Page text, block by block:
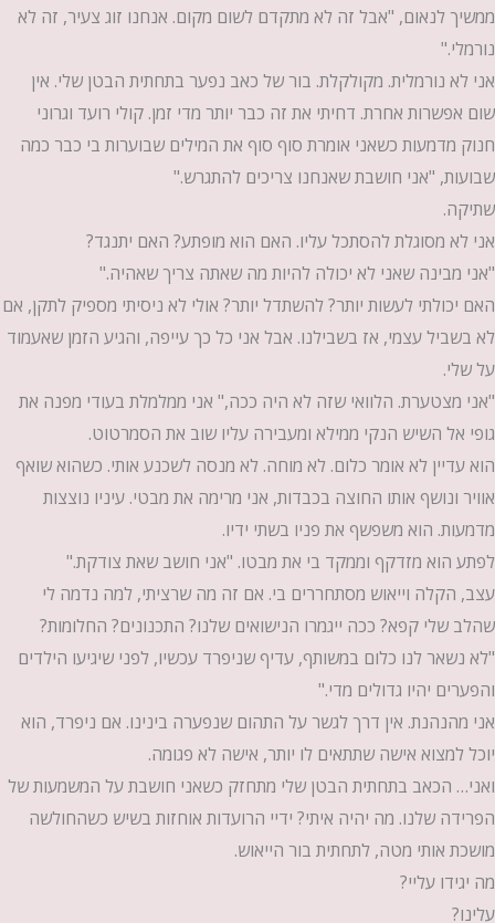
ממשיך לנאום, "אבל זה לא מתקדם לשום מקום. אנחנו זוג צעיר, זה לא
נורמלי."
אני לא נורמלית. מקולקלת. בור של כאב נפער בתחתית הבטן שלי. אין
שום אפשרות אחרת. דחיתי את זה כבר יותר מדי זמן. קולי רועד וגרוני
חנוק מדמעות כשאני אומרת סוף סוף את המילים שבוערות בי כבר כמה
שבועות, "אני חושבת שאנחנו צריכים להתגרש."
שתיקה.
אני לא מסוגלת להסתכל עליו. האם הוא מופתע? האם יתנגד?
"אני מבינה שאני לא יכולה להיות מה שאתה צריך שאהיה."
האם יכולתי לעשות יותר? להשתדל יותר? אולי לא ניסיתי מספיק לתקן, אם
לא בשביל עצמי, אז בשבילנו. אבל אני כל כך עייפה, והגיע הזמן שאעמוד
על שלי.
"אני מצטערת. הלוואי שזה לא היה ככה," אני ממלמלת בעודי מפנה את
גופי אל השיש הנקי ממילא ומעבירה עליו שוב את הסמרטוט.
הוא עדיין לא אומר כלום. לא מוחה. לא מנסה לשכנע אותי. כשהוא שואף
אוויר ונושף אותו החוצה בכבדות, אני מרימה את מבטי. עיניו נוצצות
מדמעות. הוא משפשף את פניו בשתי ידיו.
לפתע הוא מזדקף וממקד בי את מבטו. "אני חושב שאת צודקת."
עצב, הקלה וייאוש מסתחררים בי. אם זה מה שרציתי, למה נדמה לי
שהלב שלי קפא? ככה ייגמרו הנישואים שלנו? התכנונים? החלומות?
"לא נשאר לנו כלום במשותף, עדיף שניפרד עכשיו, לפני שיגיעו הילדים
והפערים יהיו גדולים מדי."
אני מהנהנת. אין דרך לגשר על התהום שנפערה בינינו. אם ניפרד, הוא
יוכל למצוא אישה שתתאים לו יותר, אישה לא פגומה.
ואני… הכאב בתחתית הבטן שלי מתחזק כשאני חושבת על המשמעות של
הפרידה שלנו. מה יהיה איתי? ידיי הרועדות אוחזות בשיש כשהחולשה
מושכת אותי מטה, לתחתית בור הייאוש.
מה יגידו עליי?
עלינו?